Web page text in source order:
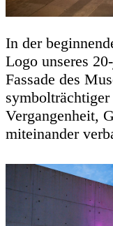
In der
Logo unseres
Fassade des
Vergangenheit,
miteinander